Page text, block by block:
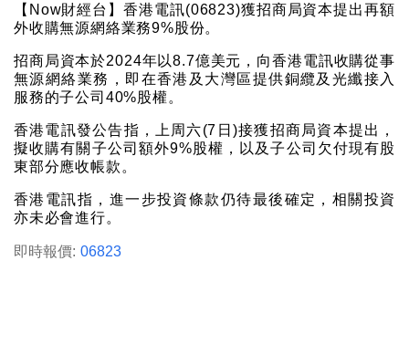
【Now財經台】香港電訊(06823)獲招商局資本提出再額
外收購無源網絡業務9%股份。
招商局資本於2024年以8.7億美元，向香港電訊收購從事
無源網絡業務，即在香港及大灣區提供銅纜及光纖接入
服務的子公司40%股權。
香港電訊發公告指，上周六(7日)接獲招商局資本提出，
擬收購有關子公司額外9%股權，以及子公司欠付現有股
東部分應收帳款。
香港電訊指，進一步投資條款仍待最後確定，相關投資
亦未必會進行。
即時報價: 06823